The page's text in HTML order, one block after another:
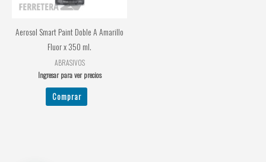
Aerosol Smart Paint Doble A Amarillo
Fluor x 350 ml.
ABRASIVOS
Ingresar para ver precios
Comprar